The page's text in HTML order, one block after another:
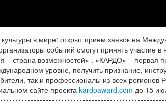
культуры в мире: открыт прием заявок на
событий смогут принять участие
страна возможностей» . «КАРДО» – первая
уровне, получить признание,
так и профессионалы из всех регионов
сайте проекта kardoaward.com до 15